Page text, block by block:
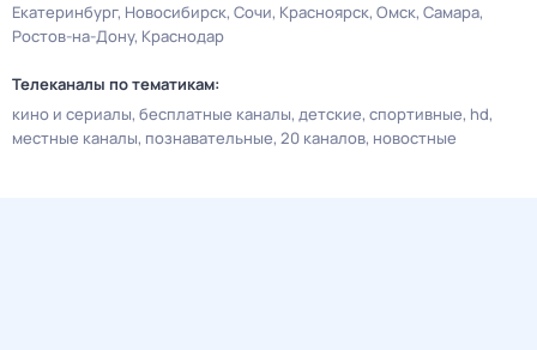
Екатеринбург Новосибирск Сочи Красноярск Омск Самара
Ростов-на-Дону Краснодар
Телеканалы по тематикам:
кино и сериалы бесплатные каналы детские спортивные hd
местные каналы познавательные 20 каналов новостные